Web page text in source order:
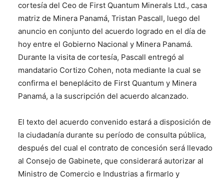
cortesía del Ceo de First Quantum Minerals Ltd., casa
matriz de Minera Panamá, Tristan Pascall, luego del
anuncio en conjunto del acuerdo logrado en el día de
hoy entre el Gobierno Nacional y Minera Panamá.
Durante la visita de cortesía, Pascall entregó al
mandatario Cortizo Cohen, nota mediante la cual se
confirma el beneplácito de First Quantum y Minera
Panamá, a la suscripción del acuerdo alcanzado.
El texto del acuerdo convenido estará a disposición de
la ciudadanía durante su período de consulta pública,
después del cual el contrato de concesión será llevado
al Consejo de Gabinete, que considerará autorizar al
Ministro de Comercio e Industrias a firmarlo y